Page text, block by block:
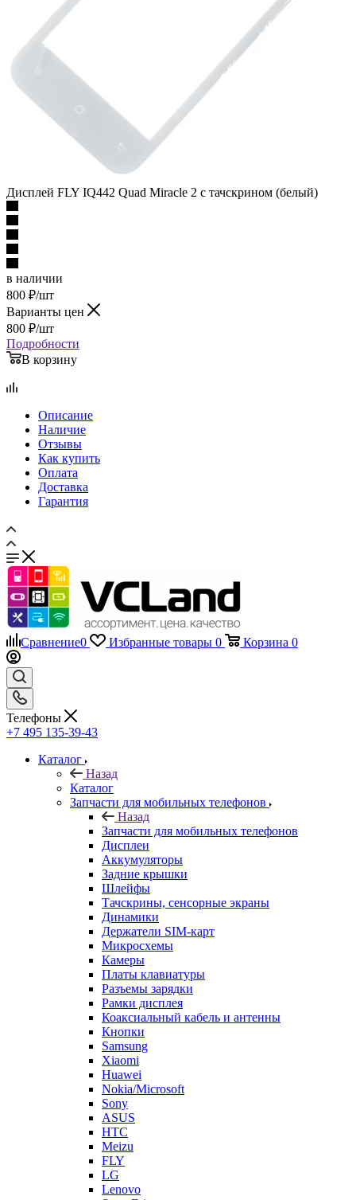
в наличии
800₽/шт
Варианты цен
800₽/шт
Подробности
В корзину
Наличие
Отзывы
Как купить
Оплата
Доставка
Гарантия
Сравнение 0 Избранные товары 0
Телефоны
+7 495 135-39-43
Назад
Каталог
Запчасти для мобильных телефонов
Назад
Запчасти для мобильных телефонов
Дисплеи
Аккумуляторы
Задние крышки
Шлейфы
Тачскрины, сенсорные экраны
Динамики
Держатели SIM-карт
Микросхемы
Камеры
Платы клавиатуры
Разъемы зарядки
Рамки дисплея
Коаксиальный кабель и антенны
Кнопки
Samsung
Xiaomi
Huawei
Nokia/Microsoft
Sony
ASUS
HTC
Meizu
FLY
LG
Lenovo
Sony Ericsson